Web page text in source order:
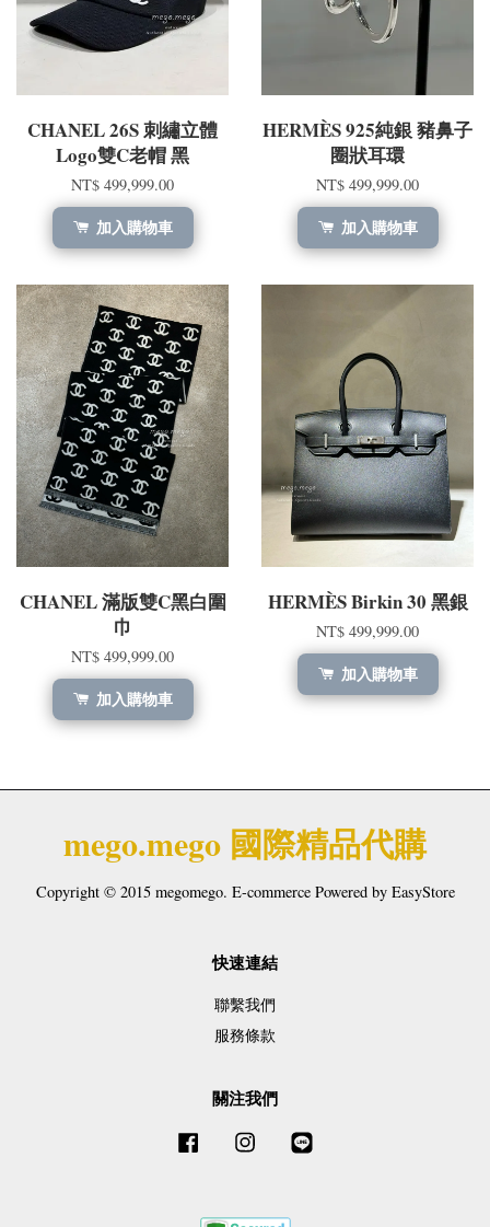
CHANEL 26S 刺繡立體
Logo雙C老帽 黑
NT$ 499,999.00
加入購物車
HERMÈS 925純銀 豬鼻子
圈狀耳環
NT$ 499,999.00
加入購物車
CHANEL 滿版雙C黑白圍
巾
NT$ 499,999.00
加入購物車
HERMÈS Birkin 30 黑銀
NT$ 499,999.00
加入購物車
mego.mego 國際精品代購
Copyright © 2015 megomego. E-commerce Powered by EasyStore
快速連結
聯繫我們
服務條款
關注我們
Facebook Instagram